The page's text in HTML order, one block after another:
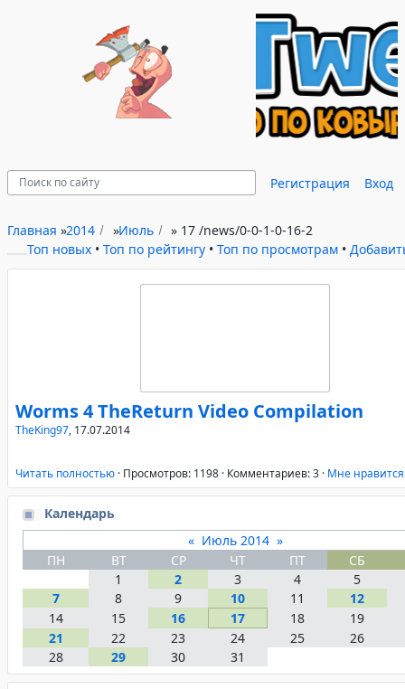
Регистрация Вход
Главная »2014 »Июль » 17
Топ новых • Топ по рейтингу • Топ по просмотрам •
/news/0-0-1-0-16-2
Worms 4 TheReturn Video Compilation
TheKing97, 17.07.2014
Читать полностью · Просмотров: 1198 · Комментариев: 3 · Mне
Календарь
« Июль 2014 »
ПН
ВТ СР ЧТ ПТ
СБ
1
2 3 4
5
7
8 9 10 11
12
14
15 16 17 18
19
21
22 23 24 25
26
28
29 30 31